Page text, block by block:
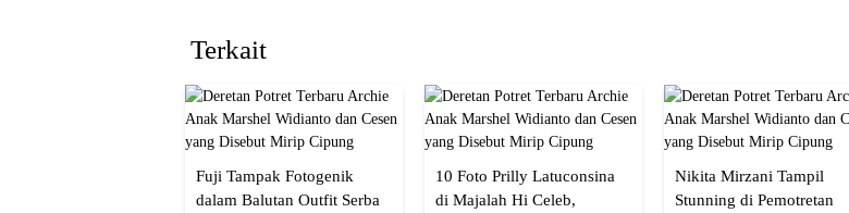
Terkait
Fuji Tampak Fotogenik
dalam Balutan Outfit Serba
10 Foto Prilly Latuconsina
di Majalah Hi Celeb,
Nikita Mirzani Tampil
Stunning di Pemotretan